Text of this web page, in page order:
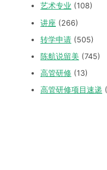
艺术专业 (108)
讲座 (266)
转学申请 (505)
陈航说留美 (745)
高管研修 (13)
高管研修项目速递